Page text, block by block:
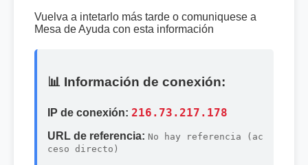
Vuelva a intetarlo más tarde o comuniquese a
Mesa de Ayuda con esta información
📊 Información de conexión:
IP de conexión: 216.73.217.178
URL de referencia: No hay referencia (ac
ceso directo)